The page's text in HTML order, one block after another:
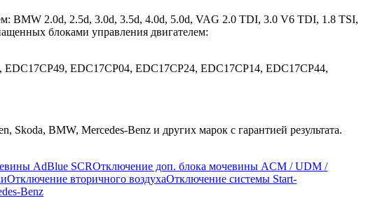
BMW 2.0d, 2.5d, 3.0d, 3.5d, 4.0d, 5.0d, VAG 2.0 TDI, 3.0 V6 TDI, 1.8 TSI,
блоками управления двигателем:
EDC17CP04, EDC17CP24, EDC17CP14, EDC17CP44,
BMW, Mercedes-Benz и других марок с гарантией результата.
AdBlue SCRОтключение доп. блока мочевины ACM / UDM /
Отключение вторичного воздухаОтключение системы Start-
Benz